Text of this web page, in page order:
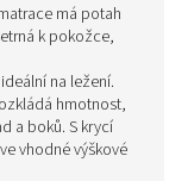
má potah
k pokožce,
na ležení.
hmotnost,
a boků. S krycí
vhodné výškové